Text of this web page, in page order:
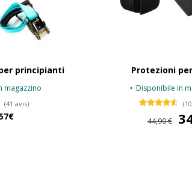
principianti
magazzino
(41 avis)
Protezioni
Disponibile in
44,90 €